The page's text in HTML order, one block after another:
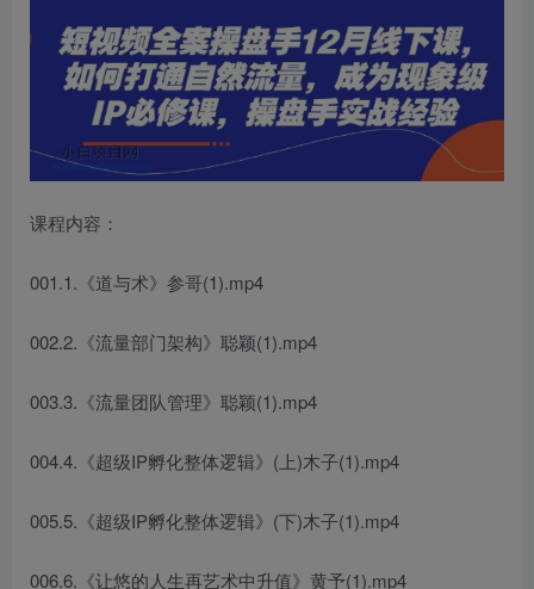
课程内容：
001.1.《道与术》参哥(1).mp4
002.2.《流量部门架构》聪颖(1).mp4
003.3.《流量团队管理》聪颖(1).mp4
004.4.《超级IP孵化整体逻辑》(上)木子(1).mp4
005.5.《超级IP孵化整体逻辑》(下)木子(1).mp4
006.6.《让悠的人生再艺术中升值》黄予(1).mp4